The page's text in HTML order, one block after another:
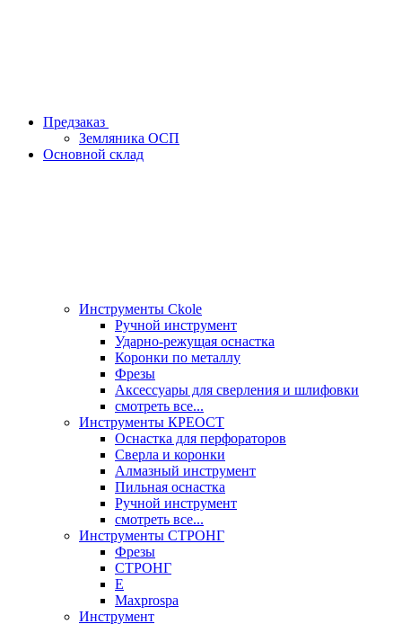
Предзаказ
Земляника ОСП
Основной склад
Инструменты Ckole
Ручной инструмент
Ударно‑режущая оснастка
Коронки по металлу
Фрезы
Аксессуары для сверления и шлифовки
смотреть все...
Инструменты КРЕОСТ
Оснастка для перфораторов
Сверла и коронки
Алмазный инструмент
Пильная оснастка
Ручной инструмент
смотреть все...
Инструменты СТРОНГ
Фрезы
СТРОНГ
Е
Maxprospa
Инструмент